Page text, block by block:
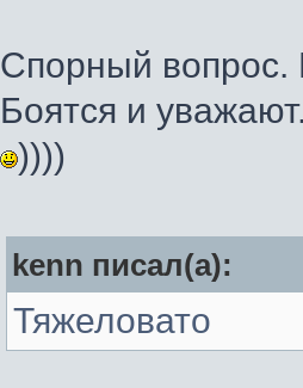
Спорный вопрос.
Боятся и
))))
kenn писал(а):
Тяжеловато